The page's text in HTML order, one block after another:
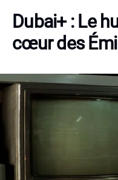
Dubai+ : Le
cœur des